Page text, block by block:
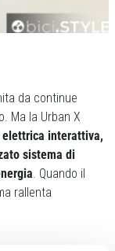
da continue
Ma la Urban X
interattiva,
sistema di
. Quando il
rallenta